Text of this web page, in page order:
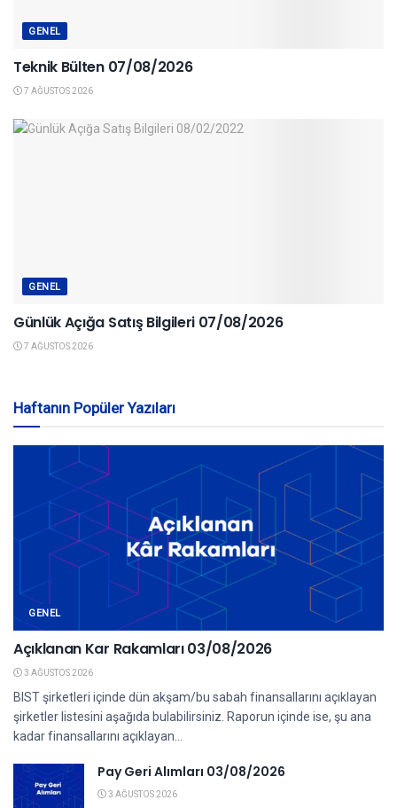
GENEL
Teknik Bülten 07/08/2026
7 AĞUSTOS 2026
GENEL
Günlük Açığa Satış Bilgileri 07/08/2026
7 AĞUSTOS 2026
Haftanın Popüler Yazıları
GENEL
Açıklanan Kar Rakamları 03/08/2026
3 AĞUSTOS 2026
BIST şirketleri içinde dün akşam/bu sabah finansallarını açıklayan
şirketler listesini aşağıda bulabilirsiniz. Raporun içinde ise, şu ana
kadar finansallarını açıklayan...
Pay Geri Alımları 03/08/2026
3 AĞUSTOS 2026